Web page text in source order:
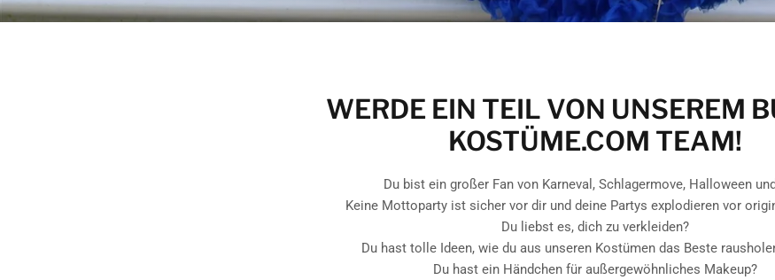
WERDE EIN TEIL VON UNSEREM
KOSTÜME.COM TEAM!
Du bist ein großer Fan von Karneval, Schlagermove, Halloween
Keine Mottoparty ist sicher vor dir und deine Partys explodieren vor
Du liebst es, dich zu verkleiden?
Du hast tolle Ideen, wie du aus unseren Kostümen das Beste
Du hast ein Händchen für außergewöhnliches Makeup?